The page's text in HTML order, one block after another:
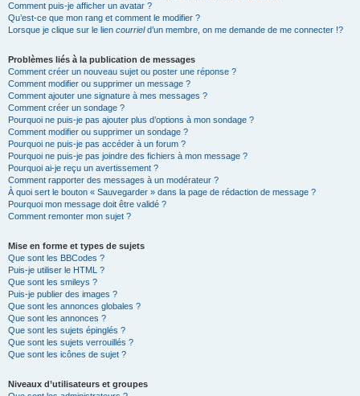
Comment puis-je afficher un avatar ?
Qu’est-ce que mon rang et comment le modifier ?
Lorsque je clique sur le lien courrield’un membre, on me demande de me connecter !?
Problèmes liés à la publication de messages
Comment créer un nouveau sujet ou poster une réponse ?
Comment modifier ou supprimer un message ?
Comment ajouter une signature à mes messages ?
Comment créer un sondage ?
Pourquoi ne puis-je pas ajouter plus d’options à mon sondage ?
Comment modifier ou supprimer un sondage ?
Pourquoi ne puis-je pas accéder à un forum ?
Pourquoi ne puis-je pas joindre des fichiers à mon message ?
Pourquoi ai-je reçu un avertissement ?
Comment rapporter des messages à un modérateur ?
À quoi sert le bouton « Sauvegarder » dans la page de rédaction de message ?
Pourquoi mon message doit être validé ?
Comment remonter mon sujet ?
Mise en forme et types de sujets
Que sont les BBCodes ?
Puis-je utiliser le HTML ?
Que sont les smileys ?
Puis-je publier des images ?
Que sont les annonces globales ?
Que sont les annonces ?
Que sont les sujets épinglés ?
Que sont les sujets verrouillés ?
Que sont les icônes de sujet ?
Niveaux d’utilisateurs et groupes